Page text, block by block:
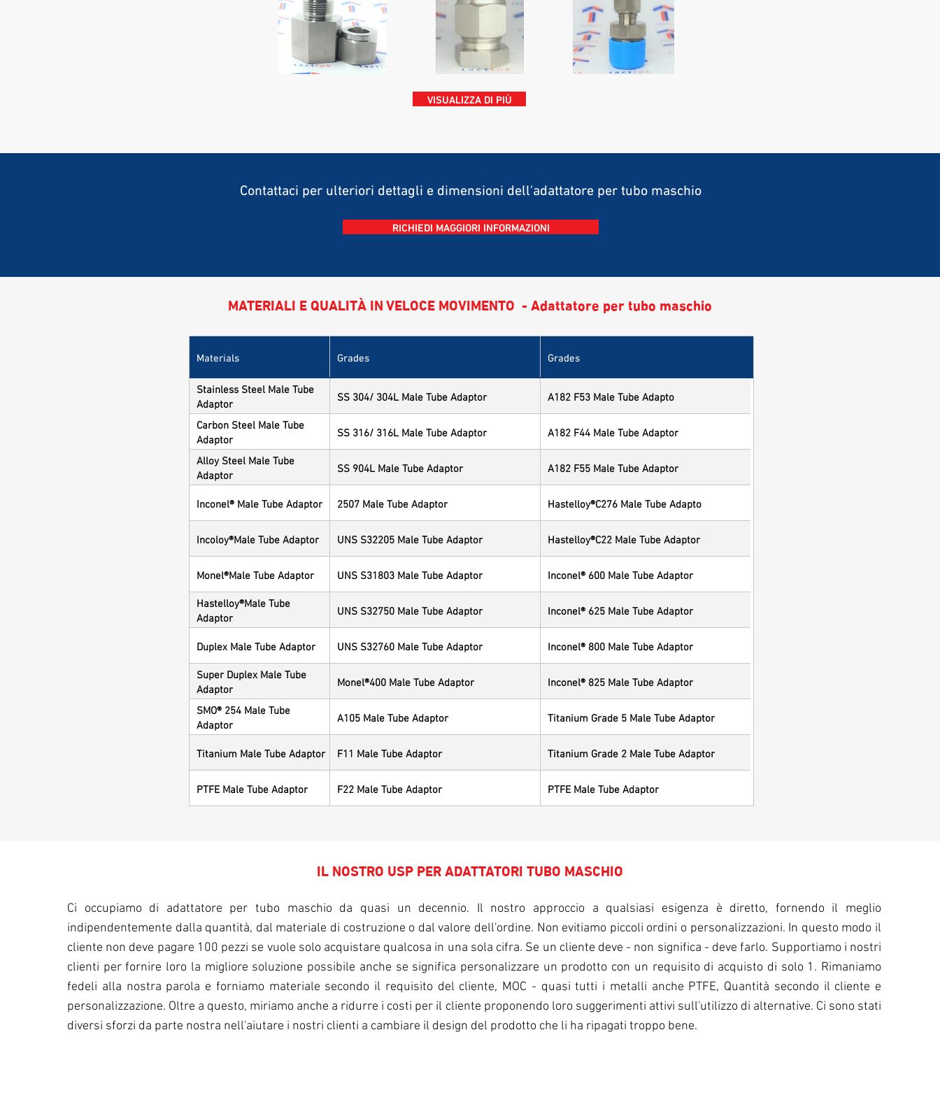
VISUALIZZA DI PIÙ
Contattaci per ulteriori dettagli e dimensioni dell'adattatore per tubo maschio
RICHIEDI MAGGIORI INFORMAZIONI
MATERIALI E QUALITÀ IN VELOCE MOVIMENTO - Adattatore per tubo maschio
Materials Grades Grades
Stainless Steel Male Tube
Adaptor
SS 304/ 304L Male Tube Adaptor
A182 F53 Male Tube Adapto
Carbon Steel Male Tube
Adaptor
SS 316/ 316L Male Tube Adaptor
A182 F44 Male Tube Adaptor
Alloy Steel Male Tube
Adaptor
SS 904L Male Tube Adaptor A182 F55 Male Tube Adaptor
Inconel® Male Tube Adaptor 2507 Male Tube Adaptor Hastelloy®C276 Male Tube Adapto
Incoloy®Male Tube Adaptor UNS S32205 Male Tube Adaptor Hastelloy®C22 Male Tube Adaptor
Monel®Male Tube Adaptor UNS S31803 Male Tube Adaptor
Inconel® 600 Male Tube Adaptor
Hastelloy®Male Tube
Adaptor
UNS S32750 Male Tube Adaptor Inconel® 625 Male Tube Adaptor
Duplex Male Tube Adaptor UNS S32760 Male Tube Adaptor
Inconel® 800 Male Tube Adaptor
Super Duplex Male Tube
Adaptor
Monel®400 Male Tube Adaptor
Inconel® 825 Male Tube Adaptor
SMO® 254 Male Tube
Adaptor
A105 Male Tube Adaptor Titanium Grade 5 Male Tube Adaptor
Titanium Male Tube Adaptor F11 Male Tube Adaptor Titanium Grade 2 Male Tube Adaptor
PTFE Male Tube Adaptor F22 Male Tube Adaptor PTFE Male Tube Adaptor
IL NOSTRO USP PER ADATTATORI TUBO MASCHIO
Ci occupiamo di adattatore per tubo maschio da quasi un decennio. Il nostro approccio a qualsiasi esigenza è diretto, fornendo il meglio
indipendentemente dalla quantità, dal materiale di costruzione o dal valore dell'ordine. Non evitiamo piccoli ordini o personalizzazioni. In questo modo il
cliente non deve pagare 100 pezzi se vuole solo acquistare qualcosa in una sola cifra. Se un cliente deve - non significa - deve farlo. Supportiamo i nostri
clienti per fornire loro la migliore soluzione possibile anche se significa personalizzare un prodotto con un requisito di acquisto di solo 1. Rimaniamo
fedeli alla nostra parola e forniamo materiale secondo il requisito del cliente, MOC - quasi tutti i metalli anche PTFE, Quantità secondo il cliente e
personalizzazione. Oltre a questo, miriamo anche a ridurre i costi per il cliente proponendo loro suggerimenti attivi sull'utilizzo di alternative. Ci sono stati
diversi sforzi da parte nostra nell'aiutare i nostri clienti a cambiare il design del prodotto che li ha ripagati troppo bene.